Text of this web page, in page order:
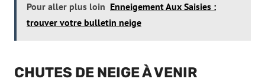
Pour aller plus loin Enneigement Aux Saisies :
trouver votre bulletin neige
CHUTES DE NEIGE À VENIR